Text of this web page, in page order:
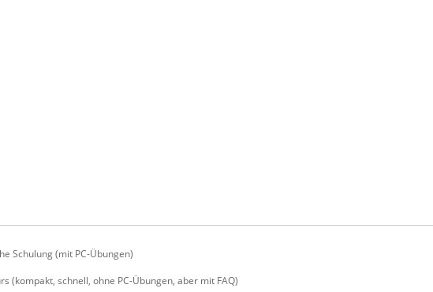
Schulung (mit PC-Übungen)
(kompakt, schnell, ohne PC-Übungen, aber mit FAQ)